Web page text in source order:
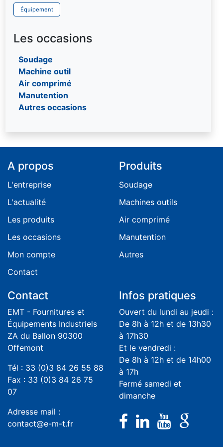
Poinçonneuses
Pistolet de marquage
Visseuses
Palan à main "Haltir"
Palonnier
Portique
Potence
Treuil
Chaîne Grade 100 - 120
Ronde textile multi-brins
Tendeur à cliquet pour sangles
Équipement
Les occasions
Soudage
Machine outil
Air comprimé
Manutention
Autres occasions
A propos
L'entreprise
L'actualité
Les produits
Les occasions
Mon compte
Contact
Produits
Soudage
Machines outils
Air comprimé
Manutention
Autres
Contact
EMT - Fournitures et
Équipements Industriels
ZA du Ballon 90300
Offemont
Tél : 33 (0)3 84 26 55 88
Fax : 33 (0)3 84 26 75
07
Adresse mail :
contact@e-m-t.fr
Infos pratiques
Ouvert du lundi au jeudi :
De 8h à 12h et de 13h30
à 17h30
Et le vendredi :
De 8h à 12h et de 14h00
à 17h
Fermé samedi et
dimanche